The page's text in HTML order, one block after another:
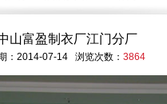
山富盈制衣厂江门分厂
：2014-07-14 浏览次数：3864